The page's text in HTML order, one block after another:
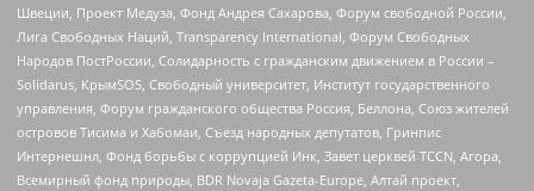
Швеции, Проект Медуза, Фонд Андрея Сахарова, Форум свободной России,
Лига Свободных Наций, Transparеncy International, Форум Свободных
Народов ПостРоссии, Солидарность с гражданским движением в России –
Solidarus, КрымSOS, Свободный университет, Институт государственного
управления, Форум гражданского общества Россия, Беллона, Союз жителей
островов Тисима и Хабомаи, Съезд народных депутатов, Гринпис
Интернешнл, Фонд борьбы с коррупцией Инк, Завет церквей TCCN, Агора,
Всемирный фонд природы, BDR Novaja Gazeta-Europe, Алтай проект,